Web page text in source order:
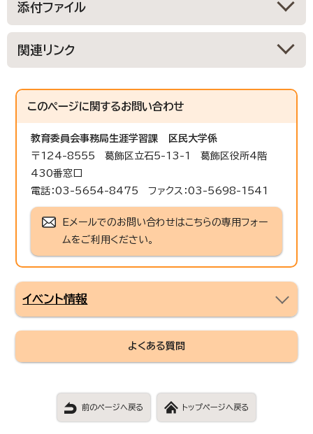
添付ファイル
関連リンク
このページに関するお問い合わせ
教育委員会事務局生涯学習課
区民大学係
〒124-8555 葛飾区立石5-13-1 葛飾区役所4階
430番窓口
電話：03-5654-8475 ファクス：03-5698-1541
Eメールでのお問い合わせはこちらの専用フォー
ムをご利用ください。
イベント情報
よくある質問
前のページへ戻る トップページへ戻る